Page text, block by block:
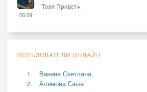
06:09
Толя Привет+
ПОЛЬЗОВАТЕЛИ ОНЛАЙН
Ванина Светлана
Алимова Саша